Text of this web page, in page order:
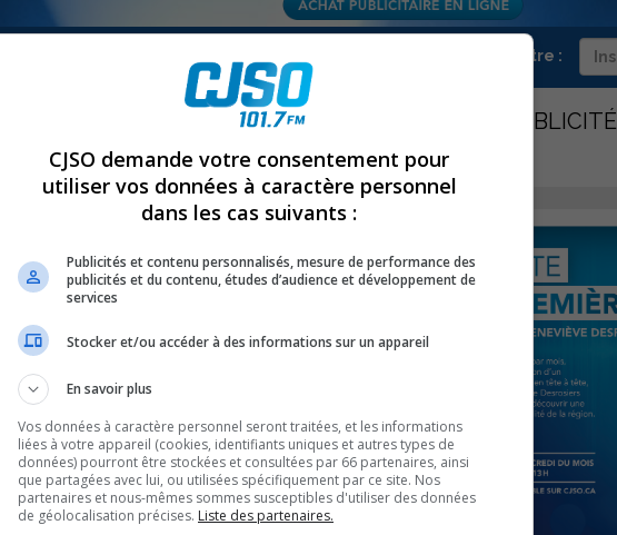
manquer à Sorel-Tracy et la région, abonne-toi à notre infolettre :
ÉMISSIONS PUBLICITÉ
POLITIQUE DENIS MARION SUITE AU DÉSISTEMENT DE JOCELYN
PARTAGEZ
(1)
CJSO demande votre consentement pour
utiliser vos données à caractère personnel
dans les cas suivants :
Publicités et contenu personnalisés, mesure de performance des
publicités et du contenu, études d’audience et développement de
services
Stocker et/ou accéder à des informations sur un appareil
En savoir plus
Vos données à caractère personnel seront traitées, et les informations
liées à votre appareil (cookies, identifiants uniques et autres types de
données) pourront être stockées et consultées par 66 partenaires, ainsi
que partagées avec lui, ou utilisées spécifiquement par ce site. Nos
partenaires et nous-mêmes sommes susceptibles d'utiliser des données
de géolocalisation précises. Liste des partenaires.